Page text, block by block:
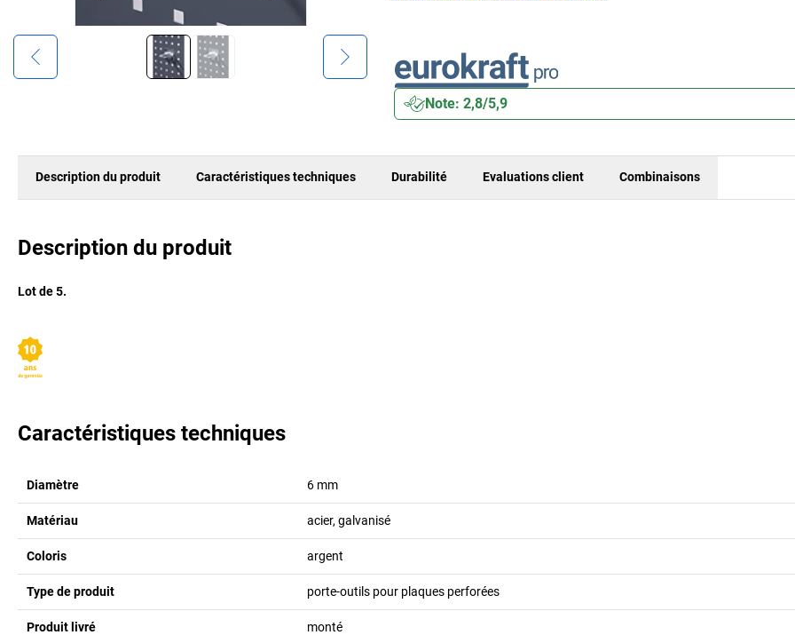
Note: 2,8/5,9
Description du produit Caractéristiques techniques Durabilité Evaluations client Combinaisons
Description du produit
Lot de 5.
Caractéristiques techniques
Diamètre 6 mm
Matériau acier, galvanisé
Coloris argent
Type de produit porte-outils pour plaques perforées
Produit livré monté